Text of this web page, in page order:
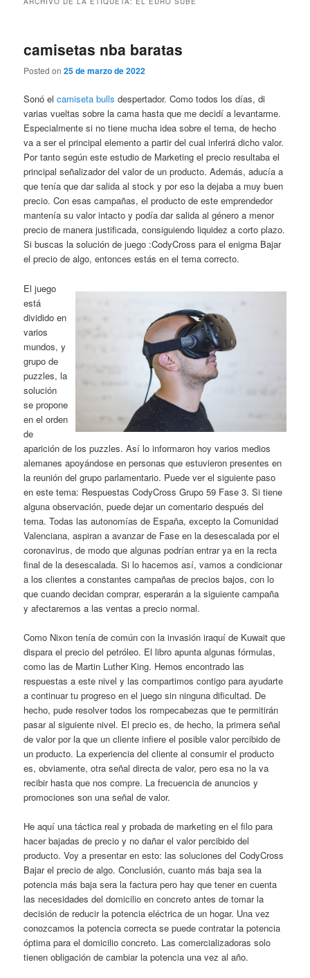
camisetas nba baratas
Posted on25 de marzo de 2022
Sonó elcamiseta bulls despertador. Como todos los días, di
varias vueltas sobre la cama hasta que me decidí a levantarme.
Especialmente si no tiene mucha idea sobre el tema, de hecho
va a ser el principal elemento a partir del cual inferirá dicho valor.
Por tanto según este estudio de Marketing el precio resultaba el
principal señalizador del valor de un producto. Además, aducía a
que tenía que dar salida al stock y por eso la dejaba a muy buen
precio. Con esas campañas, el producto de este emprendedor
mantenía su valor intacto y podía dar salida al género a menor
precio de manera justificada, consiguiendo liquidez a corto plazo.
Si buscas la solución de juego :CodyCross para el enigma Bajar
el precio de algo, entonces estás en el tema correcto.
El juego
está
dividido en
varios
mundos, y
grupo de
puzzles, la
solución
se propone
en el orden
de
aparición de los puzzles. Así lo informaron hoy varios medios
alemanes apoyándose en personas que estuvieron presentes en
la reunión del grupo parlamentario. Puede ver el siguiente paso
en este tema: Respuestas CodyCross Grupo 59 Fase 3. Si tiene
alguna observación, puede dejar un comentario después del
tema. Todas las autonomías de España, excepto la Comunidad
Valenciana, aspiran a avanzar de Fase en la desescalada por el
coronavirus, de modo que algunas podrían entrar ya en la recta
final de la desescalada. Si lo hacemos así, vamos a condicionar
a los clientes a constantes campañas de precios bajos, con lo
que cuando decidan comprar, esperarán a la siguiente campaña
y afectaremos a las ventas a precio normal.
Como Nixon tenía de común con la invasión iraquí de Kuwait que
dispara el precio del petróleo. El libro apunta algunas fórmulas,
como las de Martin Luther King. Hemos encontrado las
respuestas a este nivel y las compartimos contigo para ayudarte
a continuar tu progreso en el juego sin ninguna dificultad. De
hecho, pude resolver todos los rompecabezas que te permitirán
pasar al siguiente nivel. El precio es, de hecho, la primera señal
de valor por la que un cliente infiere el posible valor percibido de
un producto. La experiencia del cliente al consumir el producto
es, obviamente, otra señal directa de valor, pero esa no la va
recibir hasta que nos compre. La frecuencia de anuncios y
promociones son una señal de valor.
He aquí una táctica real y probada de marketing en el filo para
hacer bajadas de precio y no dañar el valor percibido del
producto. Voy a presentar en esto: las soluciones del CodyCross
Bajar el precio de algo. Conclusión, cuanto más baja sea la
potencia más baja sera la factura pero hay que tener en cuenta
las necesidades del domicilio en concreto antes de tomar la
decisión de reducir la potencia eléctrica de un hogar. Una vez
conozcamos la potencia correcta se puede contratar la potencia
óptima para el domicilio concreto. Las comercializadoras solo
tienen obligación de cambiar la potencia una vez al año.